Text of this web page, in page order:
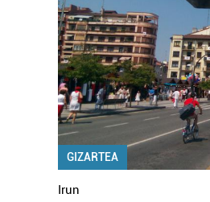
GIZARTEA
Irun